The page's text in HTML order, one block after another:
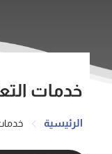
خدمات
الرئيسية